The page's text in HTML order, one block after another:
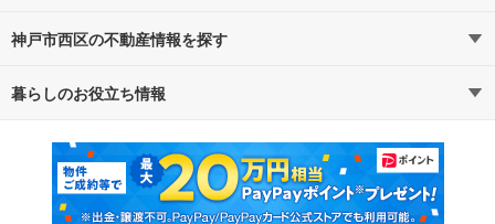
路線・駅から探す
通勤・通学時間から探す
神戸市西区の不動産情報を探す
不動産・住宅
新築マンション 中古マンション
新築一戸建て 中古一戸建て
暮らしのお役立ち情報
マンションカタログ 教えて！住まいの先生